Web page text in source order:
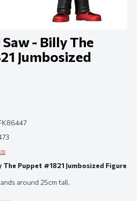
- Billy The
Jumbosized
The Puppet #1821 Jumbosized Figure
around 25cm tall.